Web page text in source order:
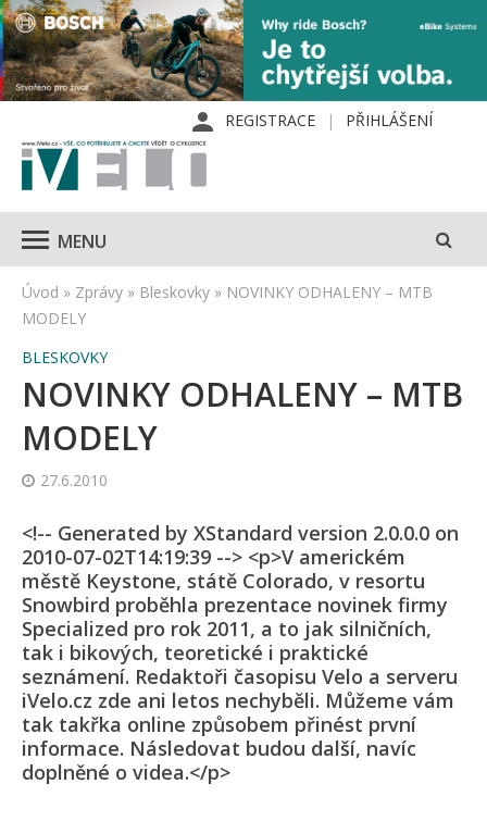
REGISTRACE PŘIHLÁŠENÍ
MENU
Úvod » Zprávy » Bleskovky » NOVINKY ODHALENY – MTB
MODELY
BLESKOVKY
NOVINKY ODHALENY – MTB
MODELY
27.6.2010
<!-- Generated by XStandard version 2.0.0.0 on
2010-07-02T14:19:39 --> <p>V americkém
městě Keystone, státě Colorado, v resortu
Snowbird proběhla prezentace novinek firmy
Specialized pro rok 2011, a to jak silničních,
tak i bikových, teoretické i praktické
seznámení. Redaktoři časopisu Velo a serveru
iVelo.cz zde ani letos nechyběli. Můžeme vám
tak takřka online způsobem přinést první
informace. Následovat budou další, navíc
doplněné o videa.</p>